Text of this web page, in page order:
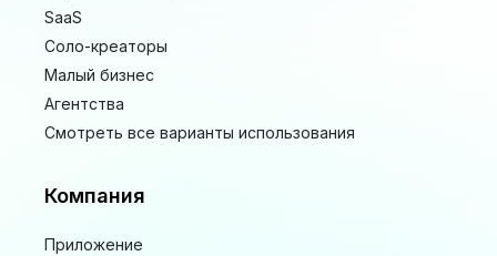
SaaS
Соло-креаторы
Малый бизнес
Агентства
Смотреть все варианты использования
Компания
Приложение